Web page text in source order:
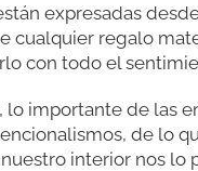
expresadas
cualquier regalo
con todo el
lo importante de las
de lo
interior nos lo